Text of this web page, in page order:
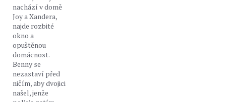
nachází v domě
Joy a Xandera,
najde rozbité
okno a
opuštěnou
domácnost.
Benny se
nezastaví před
ničím, aby dvojici
našel, jenže